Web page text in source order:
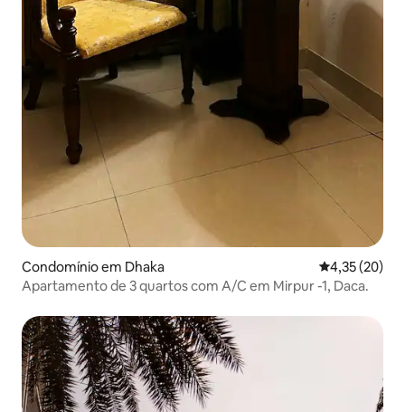
Condomínio em Dhaka Classificação
4,35 (20)
Apartamento de 3 quartos com A/C em Mirpur -1, Daca.